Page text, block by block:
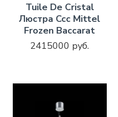
Tuile De Cristal
Люстра Ccc Mittel
Frozen Baccarat
2415000 руб.